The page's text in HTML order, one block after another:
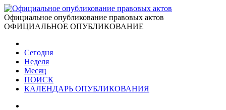
Официальное опубликование правовых актов
ОФИЦИАЛЬНОЕ ОПУБЛИКОВАНИЕ
Сегодня
Неделя
Месяц
ПОИСК
КАЛЕНДАРЬ ОПУБЛИКОВАНИЯ